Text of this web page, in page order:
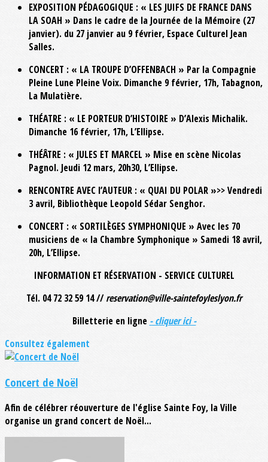
EXPOSITION PÉDAGOGIQUE : « LES JUIFS DE FRANCE DANS
LA SOAH » Dans le cadre de la Journée de la Mémoire (27
janvier). du 27 janvier au 9 février, Espace Culturel Jean
Salles.
CONCERT : « LA TROUPE D’OFFENBACH » Par la Compagnie
Pleine Lune Pleine Voix. Dimanche 9 février, 17h, Tabagnon,
La Mulatière.
THÉATRE : « LE PORTEUR D’HISTOIRE » D’Alexis Michalik.
Dimanche 16 février, 17h, L’Ellipse.
THÉÂTRE : « JULES ET MARCEL » Mise en scène Nicolas
Pagnol. Jeudi 12 mars, 20h30, L’Ellipse.
RENCONTRE AVEC l’AUTEUR : « QUAI DU POLAR »>> Vendredi
3 avril, Bibliothèque Leopold Sédar Senghor.
CONCERT : « SORTILÈGES SYMPHONIQUE » Avec les 70
musiciens de « la Chambre Symphonique » Samedi 18 avril,
20h, L’Ellipse.
INFORMATION ET RÉSERVATION - SERVICE CULTUREL
Tél. 04 72 32 59 14 //reservation@ville-saintefoyleslyon.fr
Billetterie en ligne - cliquer ici -
Consultez également
Concert de Noël
Afin de célébrer réouverture de l'église Sainte Foy, la Ville
organise un grand concert de Noël...